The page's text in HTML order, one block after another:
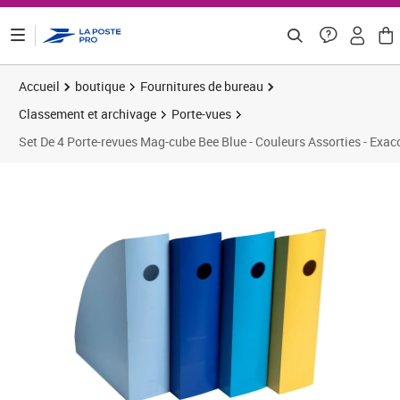
Accueil boutique
Fournitures de bureau
Classement et archivage
Porte-vues
Set De 4 Porte-revues Mag-cube Bee Blue - Couleurs Assorties -